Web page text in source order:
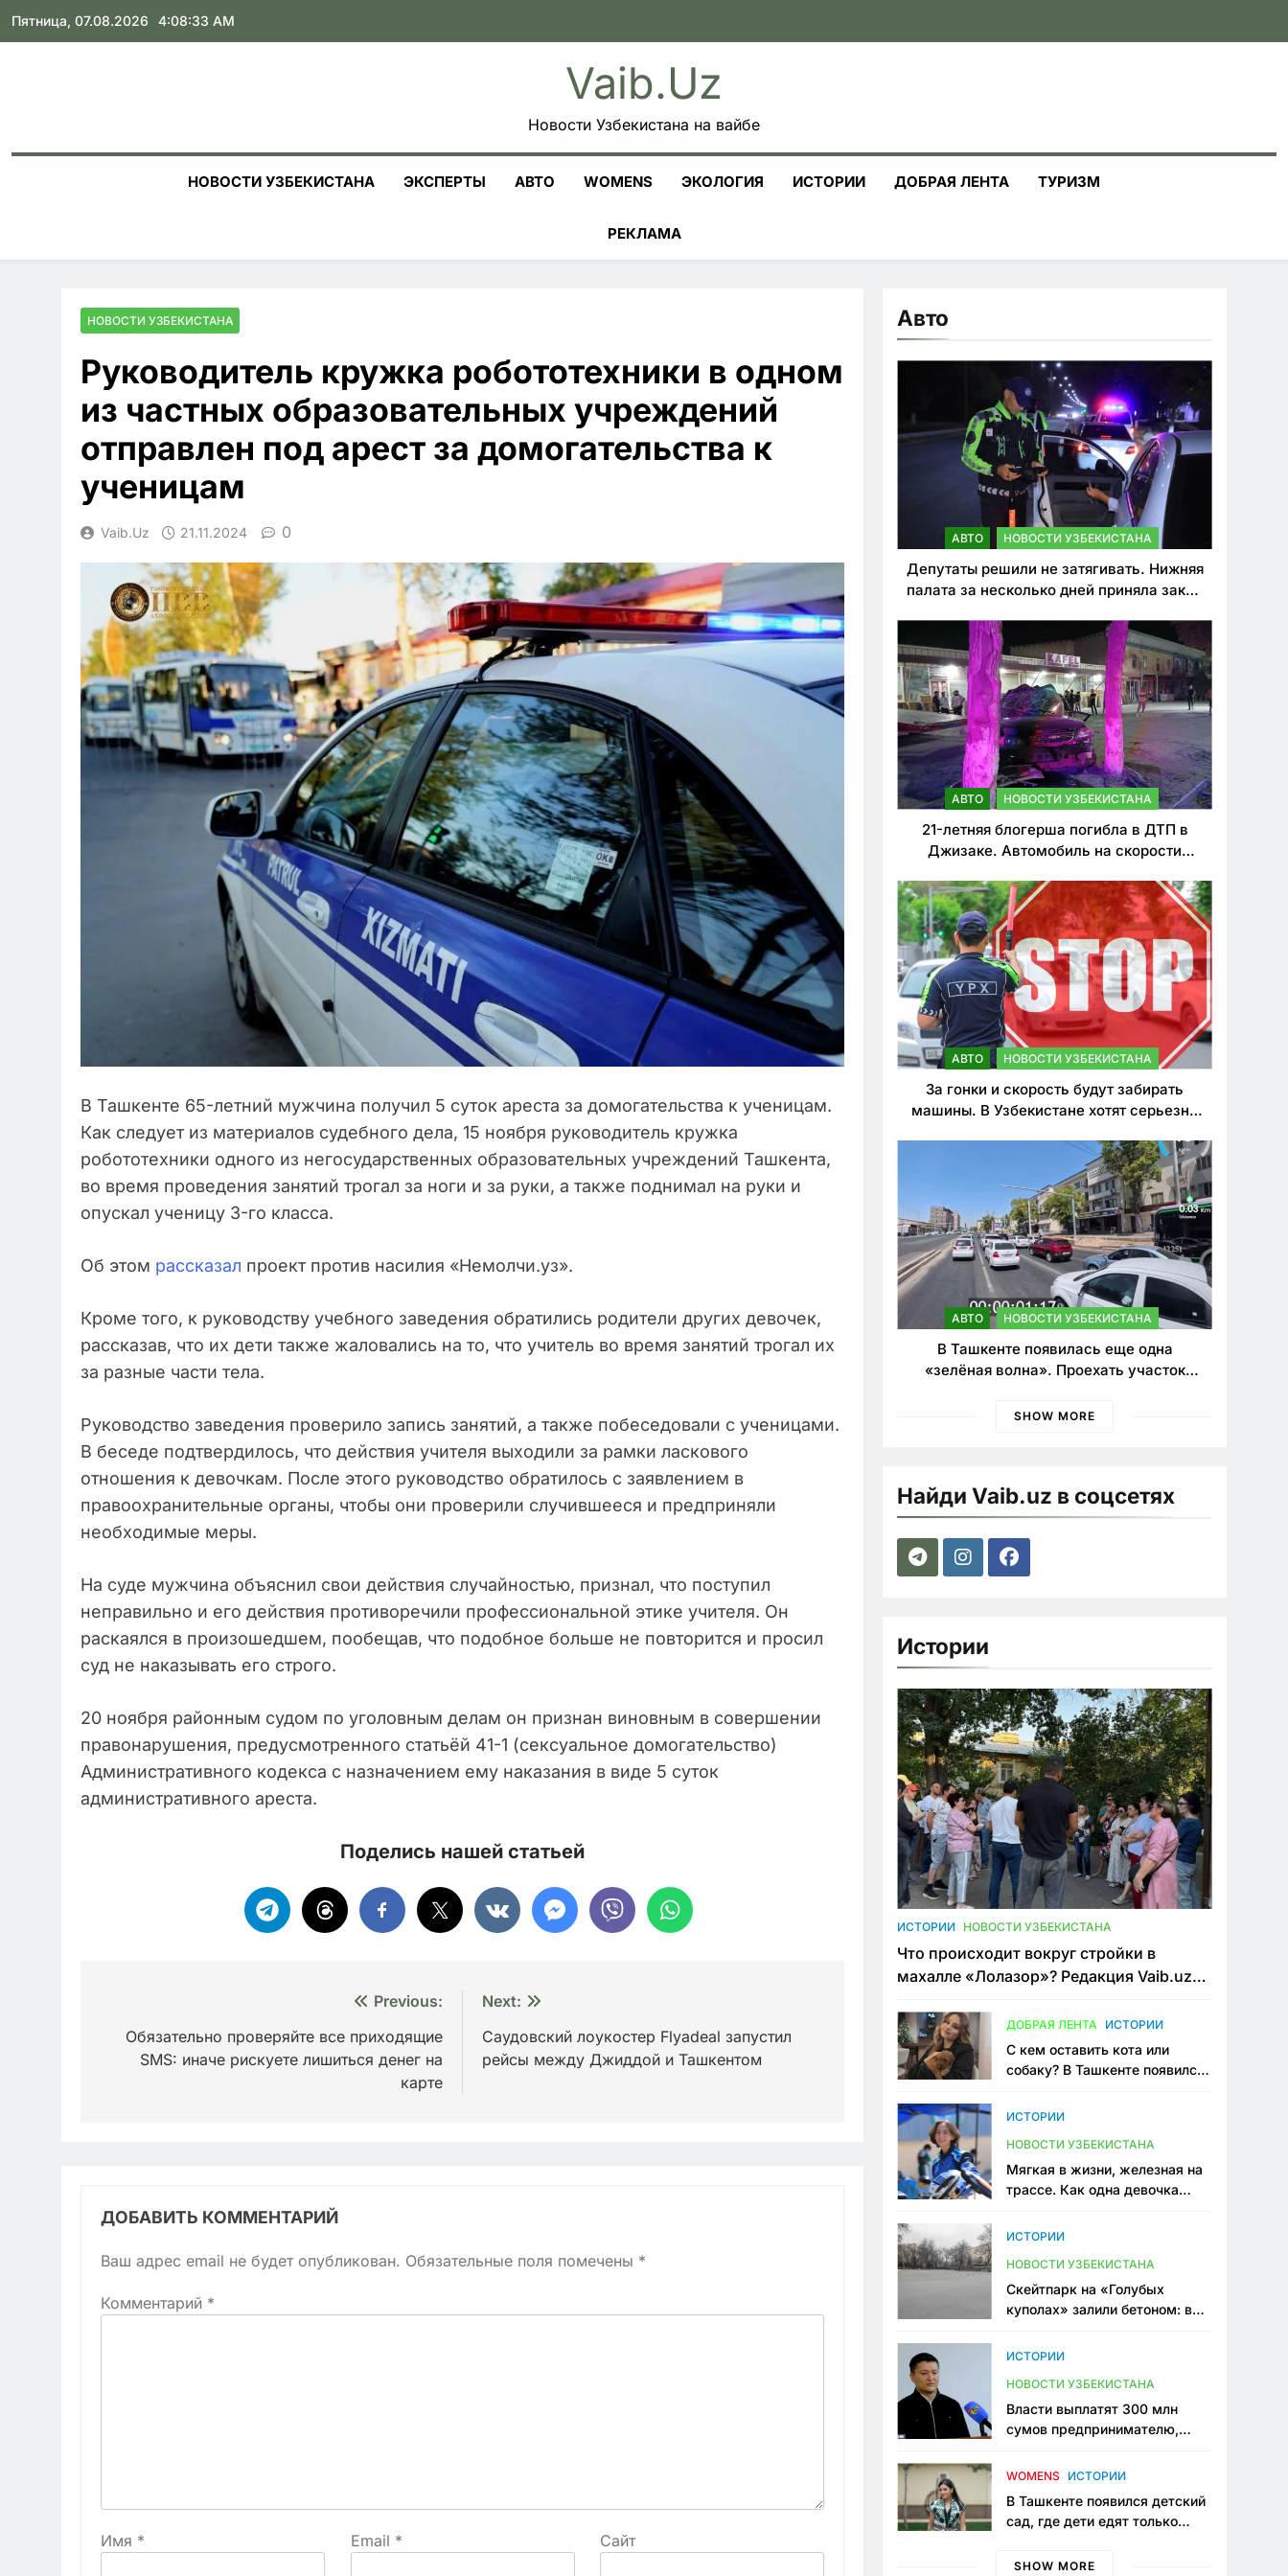
Skip
Пятница, 07.08.2026 4:08:35 AM
Vaib.uz
Новости Узбекистана на вайбе
НОВОСТИ УЗБЕКИСТАНА ЭКСПЕРТЫ АВТО WOMENS ЭКОЛОГИЯ ИСТОРИИ ДОБРАЯ ЛЕНТА ТУРИЗМ
РЕКЛАМА
НОВОСТИ УЗБЕКИСТАНА
Руководитель кружка робототехники в одном
из частных образовательных учреждений
отправлен под арест за домогательства к
ученицам
Vaib.uz 21.11.2024 0
В Ташкенте 65-летний мужчина получил 5 суток ареста за домогательства к ученицам.
Как следует из материалов судебного дела, 15 ноября руководитель кружка
робототехники одного из негосударственных образовательных учреждений Ташкента,
во время проведения занятий трогал за ноги и за руки, а также поднимал на руки и
опускал ученицу 3-го класса.
Об этом рассказал проект против насилия «Немолчи.уз».
Кроме того, к руководству учебного заведения обратились родители других девочек,
рассказав, что их дети также жаловались на то, что учитель во время занятий трогал их
за разные части тела.
Руководство заведения проверило запись занятий, а также побеседовали с ученицами.
В беседе подтвердилось, что действия учителя выходили за рамки ласкового
отношения к девочкам. После этого руководство обратилось с заявлением в
правоохранительные органы, чтобы они проверили случившееся и предприняли
необходимые меры.
На суде мужчина объяснил свои действия случайностью, признал, что поступил
неправильно и его действия противоречили профессиональной этике учителя. Он
раскаялся в произошедшем, пообещав, что подобное больше не повторится и просил
суд не наказывать его строго.
20 ноября районным судом по уголовным делам он признан виновным в совершении
правонарушения, предусмотренного статьёй 41-1 (сексуальное домогательство)
Административного кодекса с назначением ему наказания в виде 5 суток
административного ареста.
Поделись нашей статьей
по
записям
Previous:
Обязательно проверяйте все приходящие
SMS: иначе рискуете лишиться денег на
карте
Next:
Саудовский лоукостер Flyadeal запустил
рейсы между Джиддой и Ташкентом
ДОБАВИТЬ КОММЕНТАРИЙ
Ваш адрес email не будет опубликован. Обязательные поля помечены *
Комментарий *
Имя * Email * Сайт
Авто
АВТО НОВОСТИ УЗБЕКИСТАНА
Депутаты решили не затягивать. Нижняя
палата за несколько дней приняла закон
нарушителей ПДД
АВТО НОВОСТИ УЗБЕКИСТАНА
21-летняя блогерша погибла в ДТП в
Джизаке. Автомобиль на скорости
АВТО НОВОСТИ УЗБЕКИСТАНА
За гонки и скорость будут забирать
машины. В Узбекистане хотят серьезно
АВТО НОВОСТИ УЗБЕКИСТАНА
В Ташкенте появилась еще одна
«зелёная волна». Проехать участок
SHOW MORE
Найди Vaib.uz в соцсетях
Истории
ИСТОРИИ НОВОСТИ УЗБЕКИСТАНА
Что происходит вокруг стройки в
махалле «Лолазор»? Редакция Vaib.uz
конфликта
ДОБРАЯ ЛЕНТА ИСТОРИИ
С кем оставить кота или
собаку? В Ташкенте появился
ИСТОРИИ
НОВОСТИ УЗБЕКИСТАНА
Мягкая в жизни, железная на
трассе. Как одна девочка
Узбекистане
ИСТОРИИ
НОВОСТИ УЗБЕКИСТАНА
Скейтпарк на «Голубых
куполах» залили бетоном: в
одно общественное
ИСТОРИИ
НОВОСТИ УЗБЕКИСТАНА
Власти выплатят 300 млн
сумов предпринимателю,
тюрьме по незаконному
WOMENS ИСТОРИИ
В Ташкенте появился детский
сад, где дети едят только
мама, которая устала просить
SHOW MORE